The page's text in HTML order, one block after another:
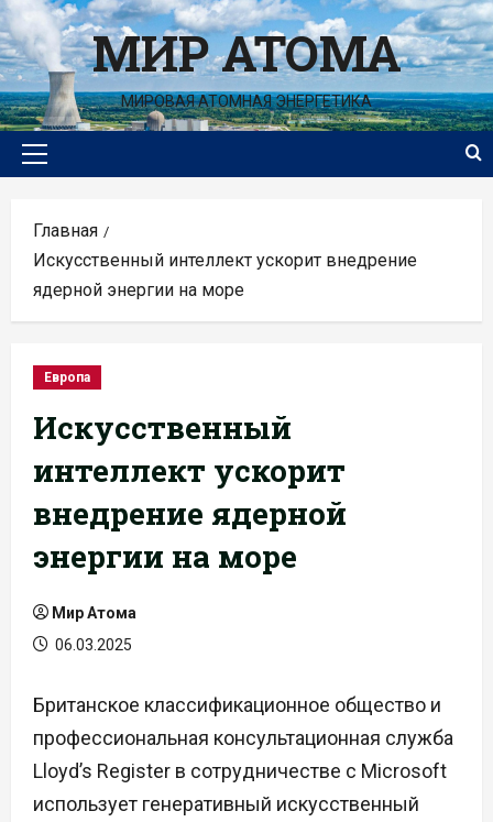
Перейти
к
содержимомуМИР АТОМА
МИРОВАЯ АТОМНАЯ ЭНЕРГЕТИКА
Основное
Главная
Искусственный интеллект ускорит внедрение
ядерной энергии на море
Европа
Искусственный
интеллект ускорит
внедрение ядерной
энергии на море
Мир Атома
06.03.2025
Британское классификационное общество и
профессиональная консультационная служба
Lloyd’s Register в сотрудничестве с Microsoft
использует генеративный искусственный